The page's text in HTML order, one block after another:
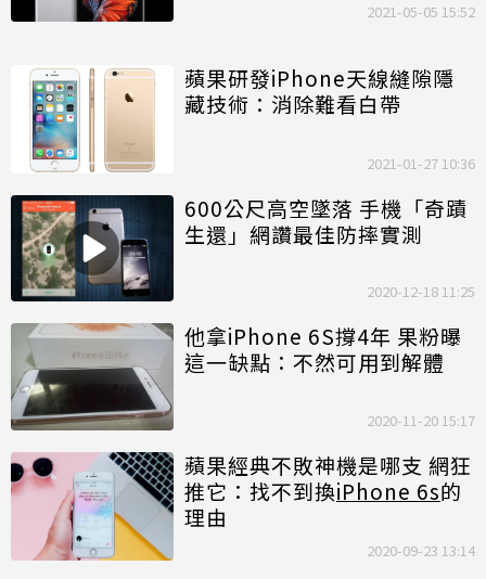
2021-05-05 15:52
蘋果研發iPhone天線縫隙隱
藏技術：消除難看白帶
2021-01-27 10:36
600公尺高空墜落 手機「奇蹟
生還」網讚最佳防摔實測
2020-12-18 11:25
他拿iPhone 6S撐4年 果粉曝
這一缺點：不然可用到解體
2020-11-20 15:17
蘋果經典不敗神機是哪支 網狂
推它：找不到換iPhone 6s的
理由
2020-09-23 13:14